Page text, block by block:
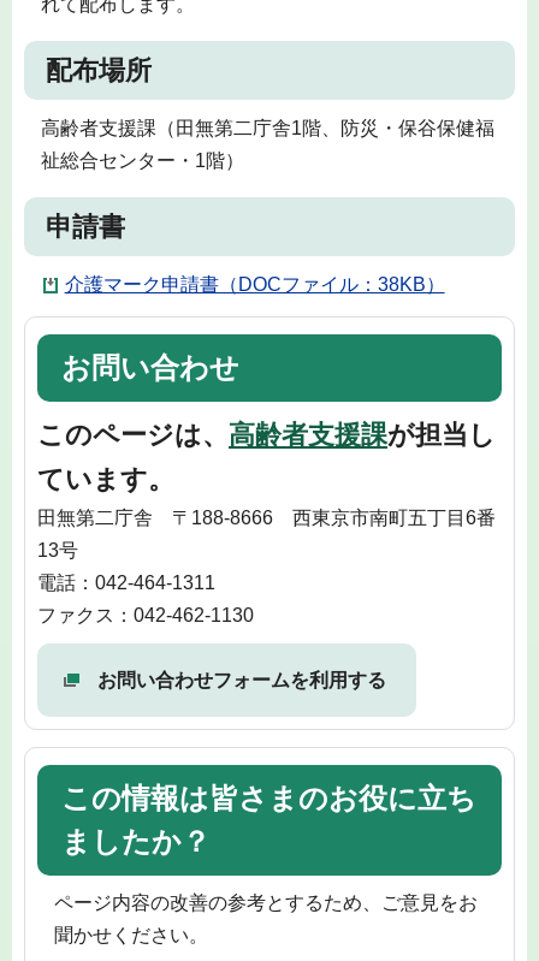
配布場所
高齢者支援課（田無第二庁舎1階、防災・保谷保健福
祉総合センター・1階）
申請書
介護マーク申請書（DOCファイル：38KB）
お問い合わせ
このページは、 高齢者支援課が担当し
ています。
田無第二庁舎 〒188-8666 西東京市南町五丁目6番
13号
電話：042-464-1311
ファクス：042-462-1130
お問い合わせフォームを利用する
この情報は皆さまのお役に立ち
ましたか？
ページ内容の改善の参考とするため、ご意見をお
聞かせください。